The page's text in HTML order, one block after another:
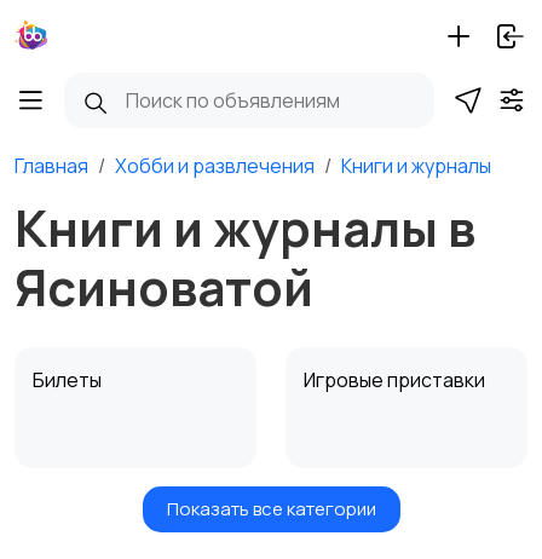
Главная Хобби и развлечения Книги и журналы
Книги и журналы в
Ясиноватой
Билеты Игровые приставки
Игры для приставок и
Книги и журналы
Показать все категории